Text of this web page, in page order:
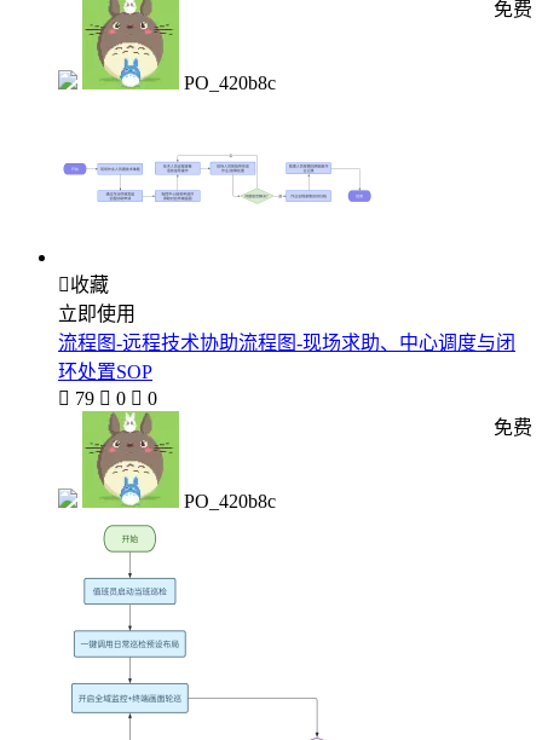
PO_420b8c
免费
收藏
立即使用
流程图-远程技术协助流程图-现场求助、中心调度与闭
环处置SOP
 79  0  0
PO_420b8c
免费